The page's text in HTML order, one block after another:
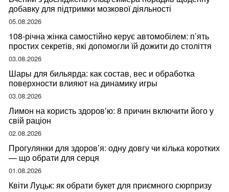
добавку для підтримки мозкової діяльності
05.08.2026
108-річна жінка самостійно керує автомобілем: п’ять
простих секретів, які допомогли їй дожити до століття
03.08.2026
Шары для бильярда: как состав, вес и обработка
поверхности влияют на динамику игры
03.08.2026
Лимон на користь здоров’ю: 8 причин включити його у
свій раціон
02.08.2026
Прогулянки для здоров’я: одну довгу чи кілька коротких
— що обрати для серця
01.08.2026
Квіти Луцьк: як обрати букет для приємного сюрпризу